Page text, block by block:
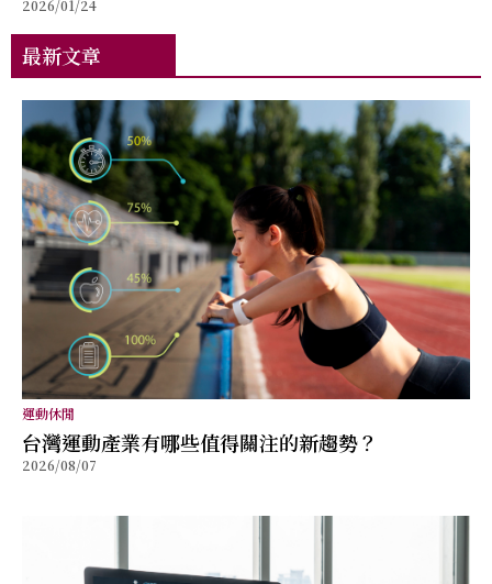
的滴雞精新形象
2026/01/24
最新文章
運動休閒
台灣運動產業有哪些值得關注的新趨勢？
2026/08/07